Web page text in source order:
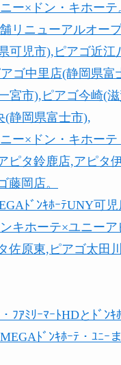
ー×ドン・キホー
リニューアルオー
可児市),ピアゴ近江
ゴ中里店(静岡県富
宮市),ピアゴ今崎(
(静岡県富士市),
ー×ドン・キホー
ピタ鈴鹿店,アピタ
藤岡店。
ﾄﾞﾝｷﾎｰﾃUNY可
ンキホーテ×ユニー
佐原東,ピアゴ太田
ﾌｱﾐﾘｰﾏｰﾄHDとﾄﾞﾝ
ﾄﾞﾝｷﾎｰﾃ・ﾕﾆｰ